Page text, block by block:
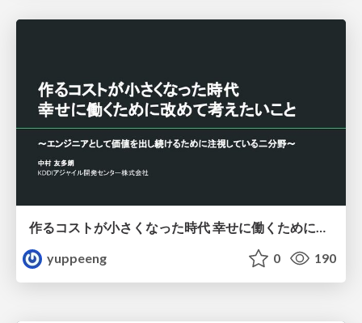
作るコストが小さくなった時代 幸せに働くために改めて考えたいこと 〜エンジニアとして価値を出し続けるために注視している二分野〜
yuppeeng
0 190